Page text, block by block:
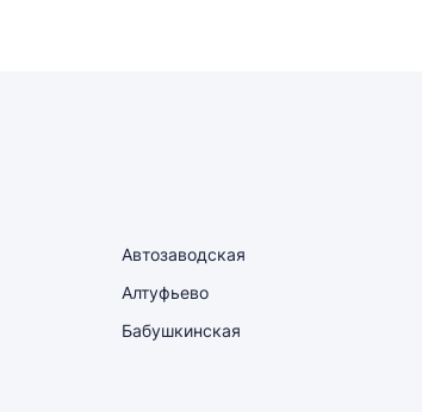
Автозаводская
Алтуфьево
Бабушкинская